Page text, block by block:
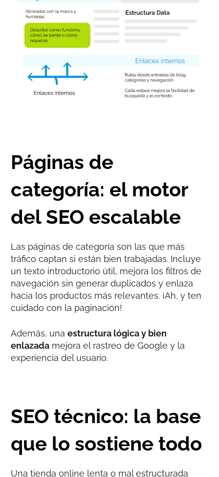
Páginas de
categoría: el motor
del SEO escalable
Las páginas de categoría son las que más
tráfico captan si están bien trabajadas. Incluye
un texto introductorio útil, mejora los filtros de
navegación sin generar duplicados y enlaza
hacia los productos más relevantes. ¡Ah, y ten
cuidado con la paginación!
Además, unaestructura lógica y bien
enlazada mejora el rastreo de Google y la
experiencia del usuario.
SEO técnico: la base
que lo sostiene todo
Una tienda online lenta o mal estructurada